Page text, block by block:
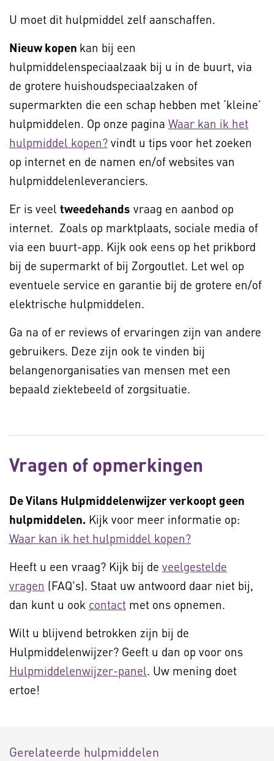
U moet dit hulpmiddel zelf aanschaffen.
Nieuw kopen kan bij een
hulpmiddelenspeciaalzaak bij u in de buurt, via
de grotere huishoudspeciaalzaken of
supermarkten die een schap hebben met ‘kleine’
hulpmiddelen. Op onze pagina Waar kan ik het
hulpmiddel kopen? vindt u tips voor het zoeken
op internet en de namen en/of websites van
hulpmiddelenleveranciers.
Er is veel tweedehands vraag en aanbod op
internet. Zoals op marktplaats, sociale media of
via een buurt-app. Kijk ook eens op het prikbord
bij de supermarkt of bij Zorgoutlet. Let wel op
eventuele service en garantie bij de grotere en/of
elektrische hulpmiddelen.
Ga na of er reviews of ervaringen zijn van andere
gebruikers. Deze zijn ook te vinden bij
belangenorganisaties van mensen met een
bepaald ziektebeeld of zorgsituatie.
Vragen of opmerkingen
De Vilans Hulpmiddelenwijzer verkoopt geen
hulpmiddelen. Kijk voor meer informatie op:
Waar kan ik het hulpmiddel kopen?
Heeft u een vraag? Kijk bij de veelgestelde
vragen (FAQ's). Staat uw antwoord daar niet bij,
dan kunt u ook contact met ons opnemen.
Wilt u blijvend betrokken zijn bij de
Hulpmiddelenwijzer? Geeft u dan op voor ons
Hulpmiddelenwijzer-panel. Uw mening doet
ertoe!
Gerelateerde hulpmiddelen